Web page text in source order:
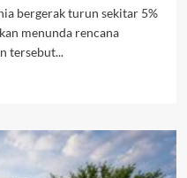
bergerak turun sekitar 5%
menunda rencana
tersebut...